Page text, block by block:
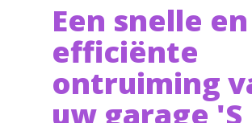
Een snelle en
efficiënte
ontruiming
uw garage 'S